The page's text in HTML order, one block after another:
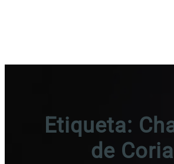
Etiqueta:
de Coria